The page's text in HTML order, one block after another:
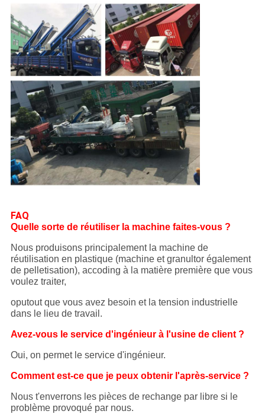
FAQ
Quelle sorte de réutiliser la machine faites-vous ?
Nous produisons principalement la machine de
réutilisation en plastique (machine et granultor également
de pelletisation), accoding à la matière première que vous
voulez traiter,
oputout que vous avez besoin et la tension industrielle
dans le lieu de travail.
Avez-vous le service d'ingénieur à l'usine de client ?
Oui, on permet le service d'ingénieur.
Comment est-ce que je peux obtenir l'après-service ?
Nous t'enverrons les pièces de rechange par libre si le
problème provoqué par nous.